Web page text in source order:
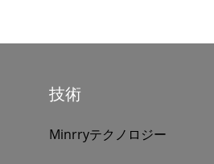
技術
Minrryテクノロジー